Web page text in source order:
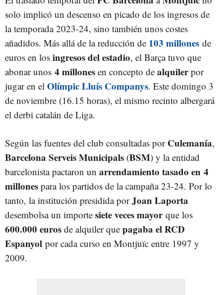
solo implicó un descenso en picado de los ingresos de
la temporada 2023-24, sino también unos costes
añadidos. Más allá de la reducción de 103 millones de
euros en los ingresos del estadio, el Barça tuvo que
abonar unos 4 millones en concepto de alquilerpor
jugar en el Olímpic Lluís Companys. Este domingo 3
de noviembre (16.15 horas), el mismo recinto albergará
el derbi catalán de Liga.
Según las fuentes del club consultadas por Culemanía,
Barcelona Serveis Municipals (BSM) y la entidad
barcelonista pactaron un arrendamiento tasado en 4
millones para los partidos de la campaña 23-24. Por lo
tanto, la institución presidida porJoan Laporta
desembolsa un importe siete veces mayorque los
600.000 euros de alquiler que pagaba el RCD
Espanyol por cada curso en Montjuïc entre 1997 y
2009.